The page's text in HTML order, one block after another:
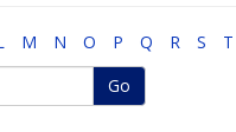
M N O P Q R S T
Go